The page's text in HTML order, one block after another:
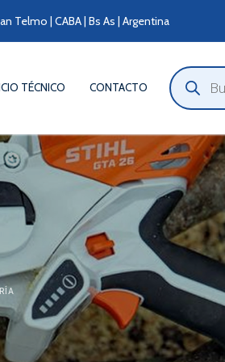
Telmo | CABA | Bs As | Argentina
TÉCNICO CONTACTO
Búsqueda
de
productos